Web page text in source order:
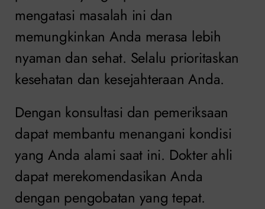
mengatasi masalah ini dan
memungkinkan Anda merasa lebih
nyaman dan sehat. Selalu prioritaskan
kesehatan dan kesejahteraan Anda.
Dengan konsultasi dan pemeriksaan
dapat membantu menangani kondisi
yang Anda alami saat ini. Dokter ahli
dapat merekomendasikan Anda
dengan pengobatan yang tepat.